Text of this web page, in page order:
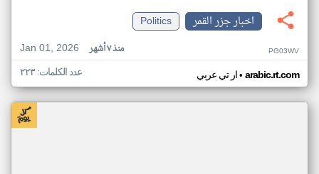
اخبار جزر القمر
Politics
Jan 01, 2026
منذ ٧ أشهر PG03WV
ار تي عربي• arabic.rt.com عدد الكلمات: ٢٢٣